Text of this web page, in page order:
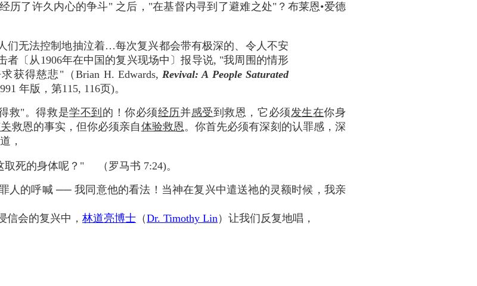
历了许久内心的争斗" 之后，"在基督内寻到了避难之处"？布莱恩•爱德
们无法控制地抽泣着…每次复兴都会带有极深的、令人不安
〔从1906年在中国的复兴现场中〕报导说, "我周围的情形
获得慈悲"（Brian H. Edwards,Revival: A People Saturated
年版，第115, 116页)。
救"。得救是学不到 的！你必须经历并感受到救恩，它必须发生在你身
救恩的事实，但你必须亲自 体验救恩。你首先必须有深刻的认罪感，深
，
取死的身体呢？" （罗马书 7:24)。
人的呼喊 ── 我同意他的看法！当神在复兴中遣送祂的灵额时候，我亲
信会的复兴中， 林道亮博士 （Dr. Timothy Lin）让我们反复地唱，